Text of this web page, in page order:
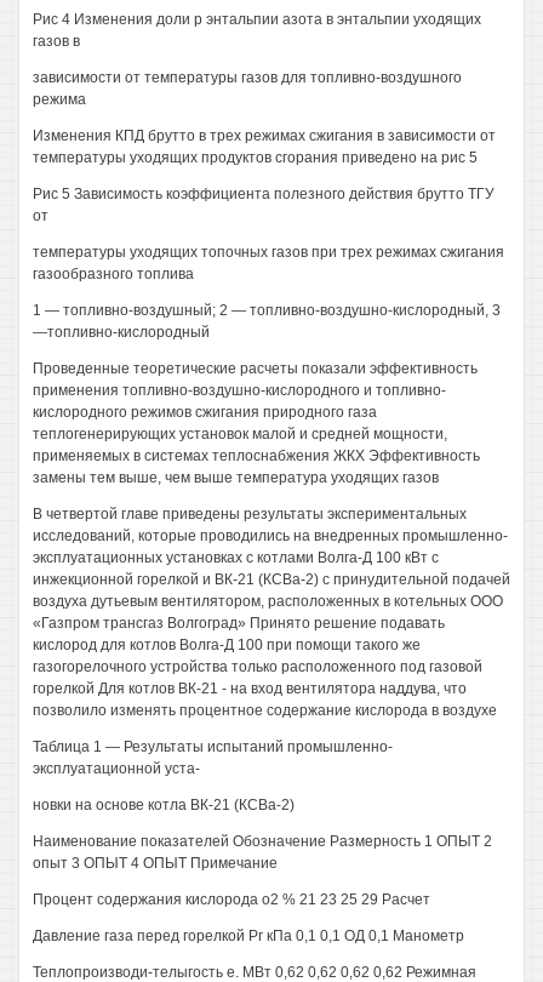
Рис 4 Изменения доли р энтальпии азота в энтальпии уходящих
газов в
зависимости от температуры газов для топливно-воздушного
режима
Изменения КПД брутто в трех режимах сжигания в зависимости от
температуры уходящих продуктов сгорания приведено на рис 5
Рис 5 Зависимость коэффициента полезного действия брутто ТГУ
от
температуры уходящих топочных газов при трех режимах сжигания
газообразного топлива
1 — топливно-воздушный; 2 — топливно-воздушно-кислородный, 3
—топливно-кислородный
Проведенные теоретические расчеты показали эффективность
применения топливно-воздушно-кислородного и топливно-
кислородного режимов сжигания природного газа
теплогенерирующих установок малой и средней мощности,
применяемых в системах теплоснабжения ЖКХ Эффективность
замены тем выше, чем выше температура уходящих газов
В четвертой главе приведены результаты экспериментальных
исследований, которые проводились на внедренных промышленно-
эксплуатационных установках с котлами Волга-Д 100 кВт с
инжекционной горелкой и ВК-21 (КСВа-2) с принудительной подачей
воздуха дутьевым вентилятором, расположенных в котельных ООО
«Газпром трансгаз Волгоград» Принято решение подавать
кислород для котлов Волга-Д 100 при помощи такого же
газогорелочного устройства только расположенного под газовой
горелкой Для котлов ВК-21 - на вход вентилятора наддува, что
позволило изменять процентное содержание кислорода в воздухе
Таблица 1 — Результаты испытаний промышленно-
эксплуатационной уста-
новки на основе котла ВК-21 (КСВа-2)
Наименование показателей Обозначение Размерность 1 ОПЫТ 2
опыт 3 ОПЫТ 4 ОПЫТ Примечание
Процент содержания кислорода о2 % 21 23 25 29 Расчет
Давление газа перед горелкой Рг кПа 0,1 0,1 ОД 0,1 Манометр
Теплопроизводи-телыгость е. МВт 0,62 0,62 0,62 0,62 Режимная